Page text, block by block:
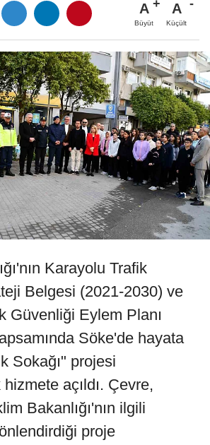
A
Büyüt
A
Küçült
Karayolu Trafik
Belgesi (2021-2030) ve
Güvenliği Eylem Planı
Söke'de hayata
Sokağı" projesi
açıldı. Çevre,
Bakanlığı'nın ilgili
proje